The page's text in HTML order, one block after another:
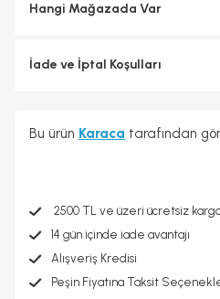
Hangi Mağazada Var
İade ve İptal Koşulları
Bu ürün Karaca tarafından
2500 TL ve üzeri ücretsiz
14 gün içinde iade avantajı
Alışveriş Kredisi
Peşin Fiyatına Taksit